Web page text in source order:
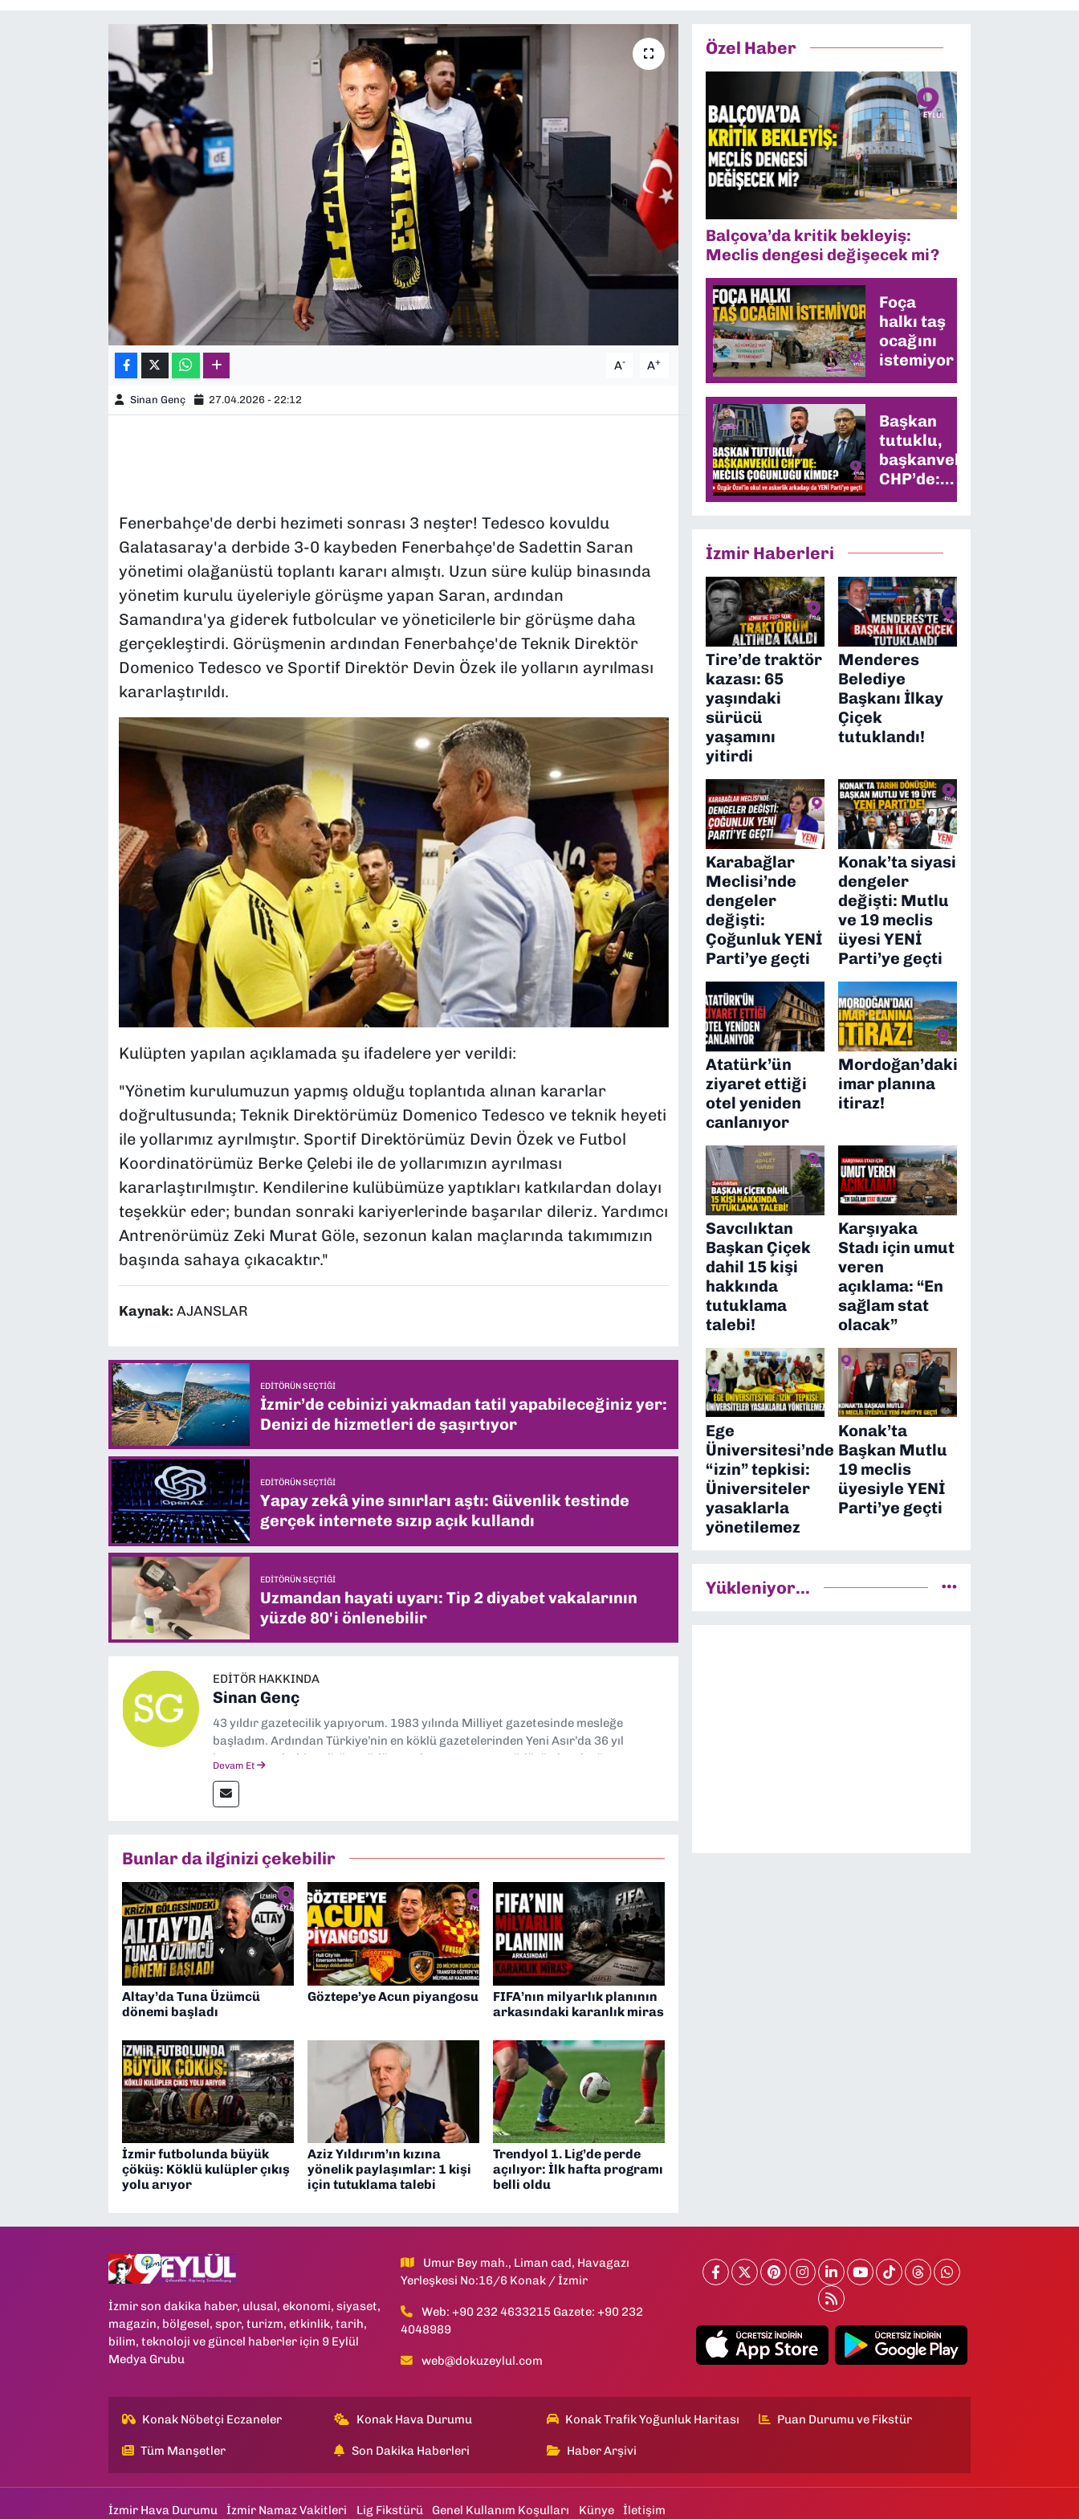
A- A+
Sinan Genç 27.04.2026 - 22:12
Fenerbahçe'de derbi hezimeti sonrası 3 neşter! Tedesco kovuldu
Galatasaray'a derbide 3-0 kaybeden Fenerbahçe'de Sadettin Saran
yönetimi olağanüstü toplantı kararı almıştı. Uzun süre kulüp binasında
yönetim kurulu üyeleriyle görüşme yapan Saran, ardından
Samandıra'ya giderek futbolcular ve yöneticilerle bir görüşme daha
gerçekleştirdi. Görüşmenin ardından Fenerbahçe'de Teknik Direktör
Domenico Tedesco ve Sportif Direktör Devin Özek ile yolların ayrılması
kararlaştırıldı.
Kulüpten yapılan açıklamada şu ifadelere yer verildi:
"Yönetim kurulumuzun yapmış olduğu toplantıda alınan kararlar
doğrultusunda; Teknik Direktörümüz Domenico Tedesco ve teknik heyeti
ile yollarımız ayrılmıştır. Sportif Direktörümüz Devin Özek ve Futbol
Koordinatörümüz Berke Çelebi ile de yollarımızın ayrılması
kararlaştırılmıştır. Kendilerine kulübümüze yaptıkları katkılardan dolayı
teşekkür eder; bundan sonraki kariyerlerinde başarılar dileriz. Yardımcı
Antrenörümüz Zeki Murat Göle, sezonun kalan maçlarında takımımızın
başında sahaya çıkacaktır."
Kaynak: AJANSLAR
EDITÖRÜN SEÇTIĞI
İzmir’de cebinizi yakmadan tatil yapabileceğiniz yer:
Denizi de hizmetleri de şaşırtıyor
EDITÖRÜN SEÇTIĞI
Yapay zekâ yine sınırları aştı: Güvenlik testinde
gerçek internete sızıp açık kullandı
EDITÖRÜN SEÇTIĞI
Uzmandan hayati uyarı: Tip 2 diyabet vakalarının
yüzde 80'i önlenebilir
EDITÖR HAKKINDA
Sinan Genç
43 yıldır gazetecilik yapıyorum. 1983 yılında Milliyet gazetesinde mesleğe
başladım. Ardından Türkiye’nin en köklü gazetelerinden Yeni Asır’da 36 yıl
boyunca muhabir, editör, müdür yardımcısı ve spor müdürü olarak görev
anda Dokuz Eylül Gazetesi'nde editörlük yapıyorum
Devam Et
Bunlar da ilginizi çekebilir
Altay’da Tuna Üzümcü
dönemi başladı
Göztepe’ye Acun piyangosu
FIFA’nın milyarlık planının
arkasındaki karanlık miras
İzmir futbolunda büyük
çöküş: Köklü kulüpler çıkış
yolu arıyor
Aziz Yıldırım’ın kızına
yönelik paylaşımlar: 1 kişi
için tutuklama talebi
Trendyol 1. Lig’de perde
açılıyor: İlk hafta programı
belli oldu
Özel Haber
Balçova’da kritik bekleyiş:
Meclis dengesi değişecek mi?
Foça
halkı taş
ocağını
istemiyor
Başkan
tutuklu,
başkanvekili
CHP’de:
Meclis
İzmir Haberleri
Tire’de traktör
kazası: 65
yaşındaki
sürücü
yaşamını
yitirdi
Menderes
Belediye
Başkanı İlkay
Çiçek
tutuklandı!
Karabağlar
Meclisi’nde
dengeler
değişti:
Çoğunluk YENİ
Parti’ye geçti
Konak’ta siyasi
dengeler
değişti: Mutlu
ve 19 meclis
üyesi YENİ
Parti’ye geçti
Atatürk’ün
ziyaret ettiği
otel yeniden
canlanıyor
Mordoğan’daki
imar planına
itiraz!
Savcılıktan
Başkan Çiçek
dahil 15 kişi
hakkında
tutuklama
talebi!
Karşıyaka
Stadı için umut
veren
açıklama: “En
sağlam stat
olacak”
Ege
Üniversitesi’nde
“izin” tepkisi:
Üniversiteler
yasaklarla
yönetilemez
Konak’ta
Başkan Mutlu
19 meclis
üyesiyle YENİ
Parti’ye geçti
Yükleniyor...
İzmir son dakika haber, ulusal, ekonomi, siyaset,
magazin, bölgesel, spor, turizm, etkinlik, tarih,
bilim, teknoloji ve güncel haberler için 9 Eylül
Medya Grubu
Umur Bey mah., Liman cad, Havagazı
Yerleşkesi No:16/6 Konak / İzmir
Web: +90 232 4633215 Gazete: +90 232
4048989
web@dokuzeylul.com
Konak Nöbetçi Eczaneler Konak Hava Durumu Konak Trafik Yoğunluk Haritası Puan Durumu ve Fikstür
Tüm Manşetler Son Dakika Haberleri Haber Arşivi
İzmir Hava Durumu İzmir Namaz Vakitleri Lig Fikstürü Genel Kullanım Koşulları Künye İletişim
TEKNOLOJİ
YEREL YÖNETİMLER